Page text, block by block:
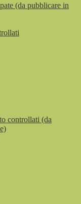
(da pubblicare in
controllati (da